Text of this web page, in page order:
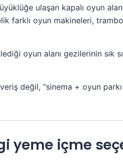
ulaşan kapalı oyun
farklı oyun makineleri,
oyun alanı gezilerinin sık
değil, “sinema + oyun
yeme içme